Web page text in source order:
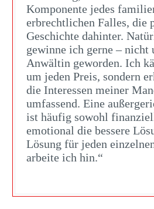
Komponente jedes
erbrechtlichen Falles, die
Geschichte dahinter.
gewinne ich gerne – nicht
Anwältin geworden. Ich
um jeden Preis, sondern
die Interessen meiner
umfassend. Eine
ist häufig sowohl
emotional die bessere
Lösung für jeden
arbeite ich hin.“